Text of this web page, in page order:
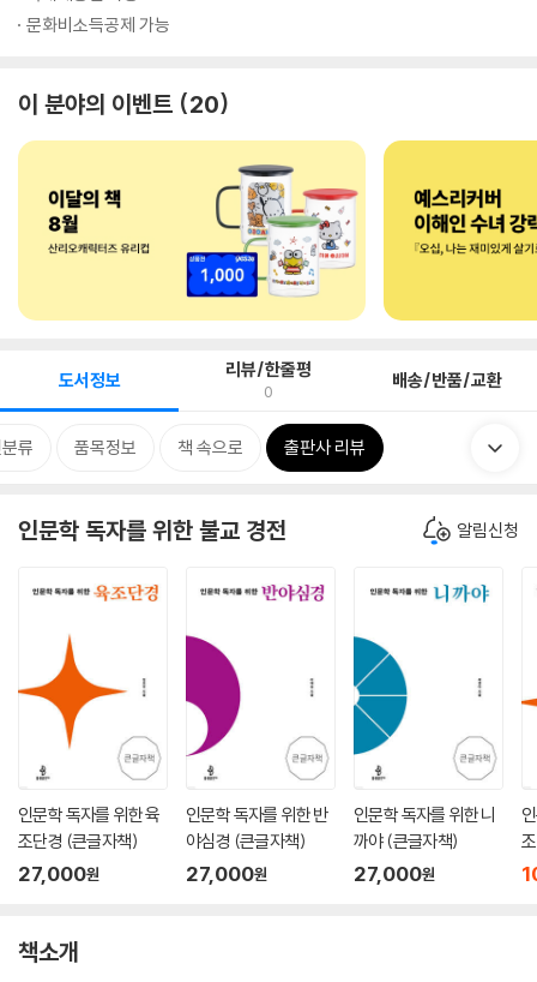
문화비소득공제 가능
이 분야의 이벤트 20
도서정보 리뷰/한줄평
0 배송/반품/교환
류 품목정보 책 속으로 출판사 리뷰
인문학 독자를 위한 불교 경전 알림신청
인문학 독자를 위한 육
조단경 (큰글자책)
27,000원
인문학 독자를 위한 반
야심경 (큰글자책)
27,000원
인문학 독자를 위한 니
까야 (큰글자책)
27,000원
책소개